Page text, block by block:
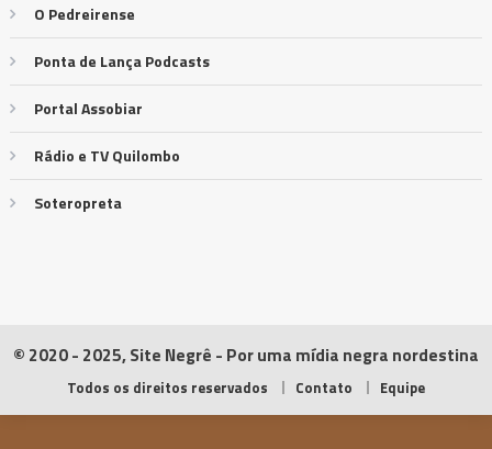
O Pedreirense
Ponta de Lança Podcasts
Portal Assobiar
Rádio e TV Quilombo
Soteropreta
© 2020 - 2025, Site Negrê - Por uma mídia negra nordestina
Todos os direitos reservados Contato Equipe